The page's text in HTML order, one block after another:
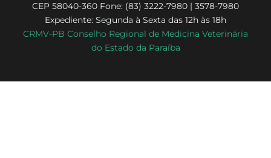
To
Top
CEP 58040-360 Fone: (83) 3222-7980 | 3578-7980
Expediente: Segunda à Sexta das 12h às 18h
CRMV-PB Conselho Regional de Medicina Veterinária
do Estado da Paraíba